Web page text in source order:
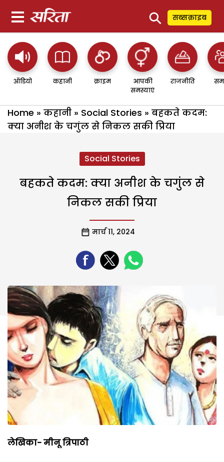
⚲ सब्सक्राइब
ऑडियो कहानी क्राइम
आपकी
समस्याएं
राजनीति
Home » कहानी » Social Stories » बहकते कदम:
क्या अनीश के चगुंल से निकल सकी प्रिया
Social Stories
बहकते कदम: क्या अनीश के चगुंल से
निकल सकी प्रिया
मार्च 11, 2024
लेखिका- मीनू त्रिपाठी